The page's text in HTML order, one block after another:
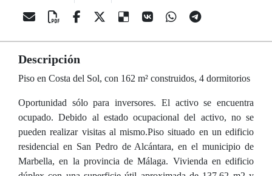
Descripción
Piso en Costa del Sol, con 162 m² construidos, 4 dormitorios
Oportunidad sólo para inversores. El activo se encuentra
ocupado. Debido al estado ocupacional del activo, no se
pueden realizar visitas al mismo.Piso situado en un edificio
residencial en San Pedro de Alcántara, en el municipio de
Marbella, en la provincia de Málaga. Vivienda en edificio